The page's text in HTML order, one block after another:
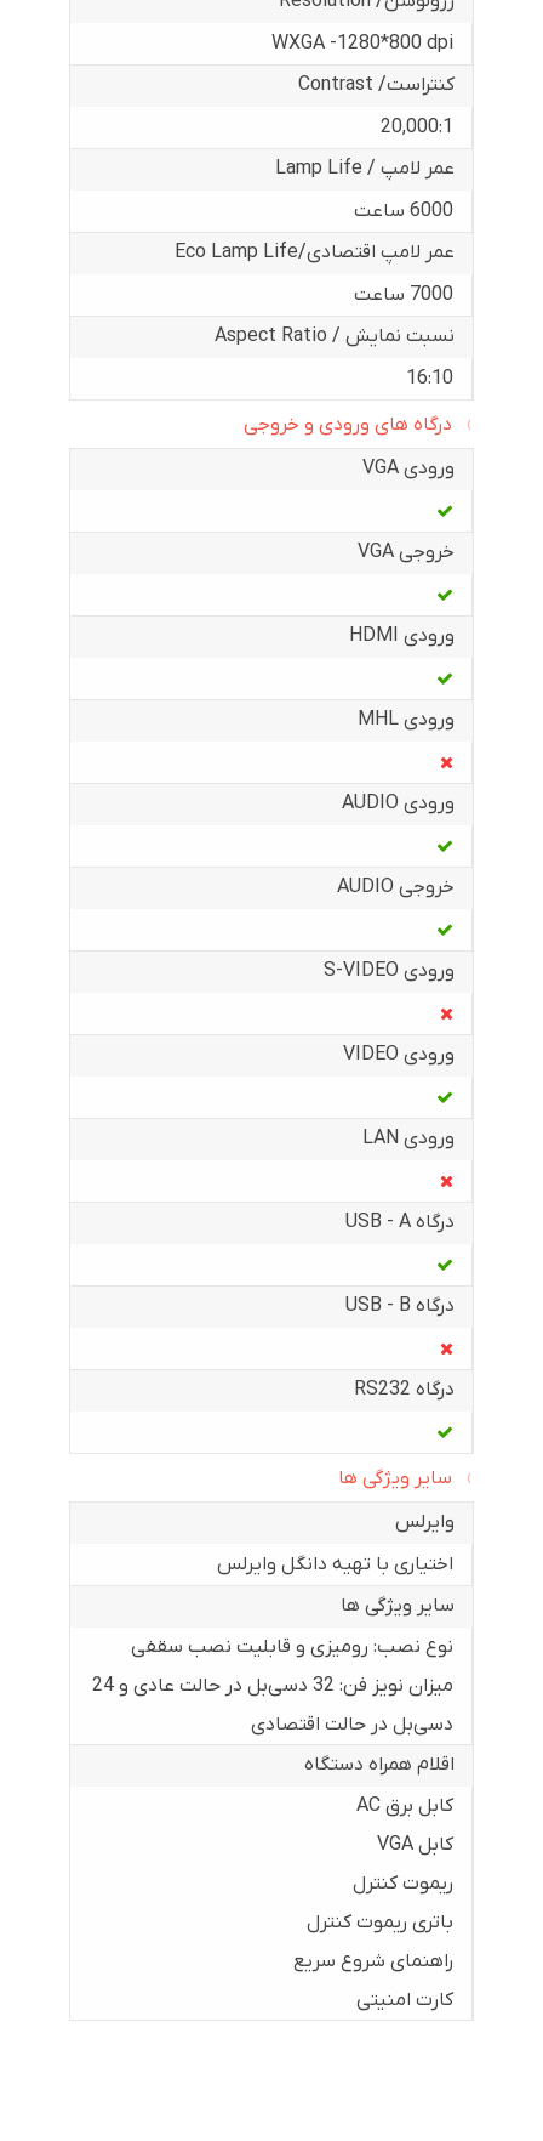
WXGA -1280*800 dpi
کنتراست/ Contrast
20,000:1
عمر لامپ / Lamp Life
6000 ساعت
عمر لامپ اقتصادی/Eco Lamp Life
7000 ساعت
نسبت نمایش / Aspect Ratio
16:10
درگاه های ورودی و خروجی
ورودی VGA
خروجی VGA
ورودی HDMI
ورودی MHL
ورودی AUDIO
خروجی AUDIO
ورودی S-VIDEO
ورودی VIDEO
ورودی LAN
درگاه USB - A
درگاه USB - B
درگاه RS232
سایر ویژگی ها
وایرلس
اختیاری با تهیه دانگل وایرلس
سایر ویژگی ها
نوع نصب: رومیزی و قابلیت نصب سقفی
میزان نویز فن: 32 دسی‌بل در حالت عادی و 24
دسی‌بل در حالت اقتصادی
اقلام همراه دستگاه
کابل برق AC
کابل VGA
ریموت کنترل
باتری ریموت کنترل
راهنمای شروع سریع
کارت امنیتی